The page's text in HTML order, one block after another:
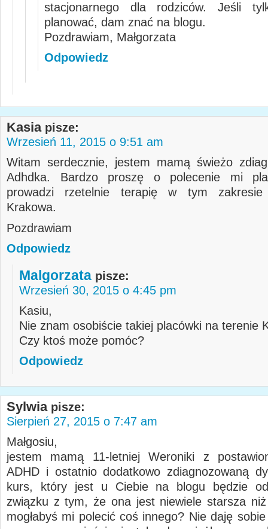
stacjonarnego dla rodziców. Jeśli
planować, dam znać na blogu.
Pozdrawiam, Małgorzata
Odpowiedz
Kasia pisze:
Wrzesień 11, 2015 o 9:51 am
Witam serdecznie, jestem mamą świeżo
Adhdka. Bardzo proszę o polecenie mi
prowadzi rzetelnie terapię w tym
Krakowa.
Pozdrawiam
Odpowiedz
Malgorzata pisze:
Wrzesień 30, 2015 o 4:45 pm
Kasiu,
Nie znam osobiście takiej placówki na terenie
Czy ktoś może pomóc?
Odpowiedz
Sylwia pisze:
Sierpień 27, 2015 o 7:47 am
Małgosiu,
jestem mamą 11-letniej Weroniki z
ADHD i ostatnio dodatkowo zdiagnozowaną
kurs, który jest u Ciebie na blogu będzie
związku z tym, że ona jest niewiele starsza
mogłabyś mi polecić coś innego? Nie daję